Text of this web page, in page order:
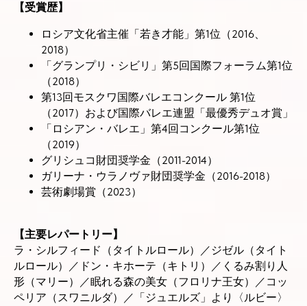
【受賞歴】
ロシア文化省主催「若き才能」第1位（2016、
2018）
「グランプリ・シビリ」第5回国際フォーラム第1位
（2018）
第13回モスクワ国際バレエコンクール 第1位
（2017）および国際バレエ連盟「最優秀デュオ賞」
「ロシアン・バレエ」第4回コンクール第1位
（2019）
グリシュコ財団奨学金（2011-2014）
ガリーナ・ウラノヴァ財団奨学金（2016-2018）
芸術劇場賞（2023）
【主要レパートリー】
ラ・シルフィード（タイトルロール）／ジゼル（タイト
ルロール）／ドン・キホーテ（キトリ）／くるみ割り人
形（マリー）／眠れる森の美女（フロリナ王女）／コッ
ペリア（スワニルダ）／「ジュエルズ」より〈ルビー〉